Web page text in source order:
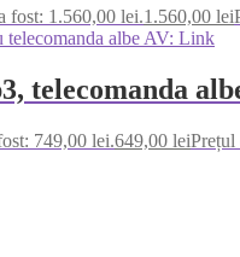
fost: 1.560,00 lei.1.560,00 lei
telecomanda
749,00 lei.649,00 leiPrețul